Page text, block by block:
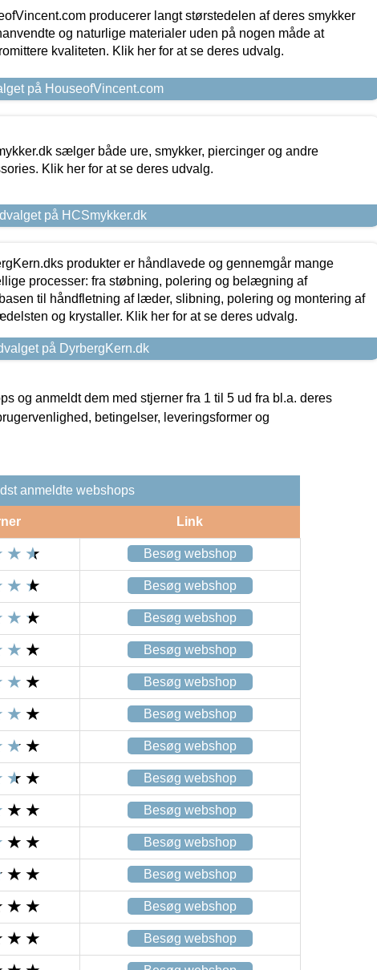
producerer langt størstedelen af deres smykker
og naturlige materialer uden på nogen måde at
kvaliteten. Klik her for at se deres udvalg.
på HouseofVincent.com
sælger både ure, smykker, piercinger og andre
Klik her for at se deres udvalg.
på HCSmykker.dk
produkter er håndlavede og gennemgår mange
processer: fra støbning, polering og belægning af
til håndfletning af læder, slibning, polering og montering af
og krystaller. Klik her for at se deres udvalg.
på DyrbergKern.dk
og anmeldt dem med stjerner fra 1 til 5 ud fra bl.a. deres
betingelser, leveringsformer og
anmeldte webshops
Link
Besøg webshop
Besøg webshop
Besøg webshop
Besøg webshop
Besøg webshop
Besøg webshop
Besøg webshop
Besøg webshop
Besøg webshop
Besøg webshop
Besøg webshop
Besøg webshop
Besøg webshop